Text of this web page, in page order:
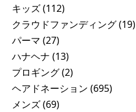
キッズ(112)
クラウドファンディング(19)
パーマ (27)
ハナヘナ (13)
プロギング(2)
ヘアドネーション (695)
メンズ(69)